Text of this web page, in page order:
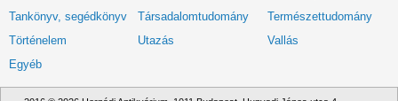
Tankönyv, segédkönyv
Társadalomtudomány
Természettudomány
Történelem
Utazás
Vallás
Egyéb